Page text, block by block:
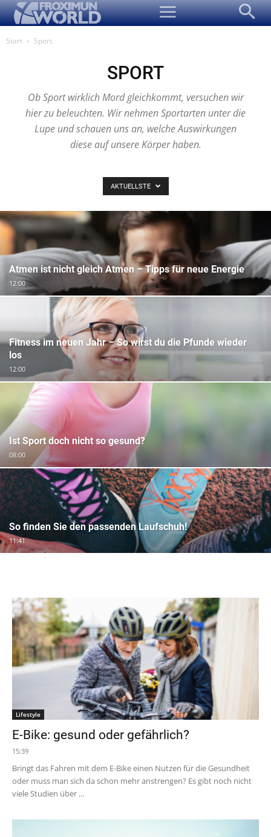
Start Sport
SPORT
Ob Sport wirklich Mord gleichkommt, versuchen wir
hier zu beleuchten. Wir nehmen Sportarten unter die
Lupe und schauen uns an, welche Auswirkungen
diese auf unsere Körper haben.
AKTUELLSTE
Atmen ist nicht gleich Atmen – Tipps für neue Energie
12:00
Fitness im neuen Jahr – So wirst du die Pfunde wieder
los
12:00
Ist Sport doch nicht so gesund?
08:00
So finden Sie den passenden Laufschuh!
11:41
Lifestyle
E-Bike: gesund oder gefährlich?
15:39
Bringt das Fahren mit dem E-Bike einen Nutzen für die Gesundheit
oder muss man sich da schon mehr anstrengen? Es gibt noch nicht
viele Studien über ...